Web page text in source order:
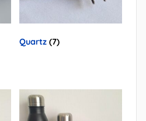
Quartz(7)